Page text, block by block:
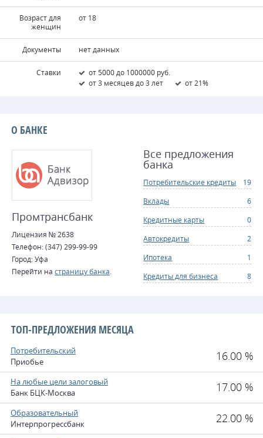
Возраст для
женщин
от 18
Документы нет данных
Ставки
от 5000 до 1000000 руб.
от 3 месяцев до 3 лет
от 21%
О БАНКЕ
Промтрансбанк
Лицензия № 2638
Телефон: (347) 299-99-99
Город: Уфа
Перейти на страницу банка
Все предложения
банка
Потребительские кредиты
19
Вклады
6
Кредитные карты
0
Автокредиты
2
Ипотека
1
Кредиты для бизнеса
8
ТОП-ПРЕДЛОЖЕНИЯ МЕСЯЦА
Потребительский
Приобье
16.00 %
На любые цели залоговый
Банк БЦК-Москва
17.00 %
Образовательный
Интерпрогрессбанк
22.00 %